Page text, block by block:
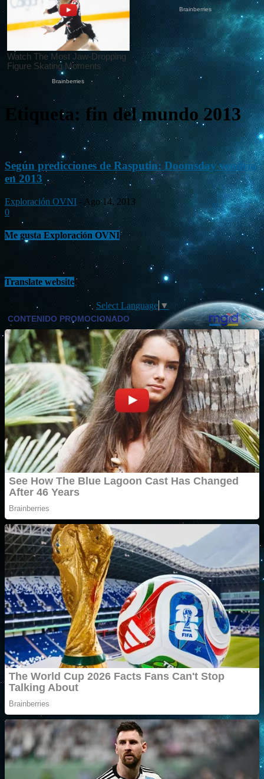
Etiqueta: fin del mundo 2013
Según predicciones de Rasputin: Doomsday vendría
en 2013
Exploración OVNI - Ago 14, 2013
0
Me gusta Exploración OVNI
Translate website
Select Language ▼